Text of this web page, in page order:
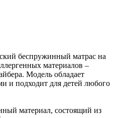
беспружинный матрас на
материалов –
Модель обладает
и подходит для детей любого
материал, состоящий из